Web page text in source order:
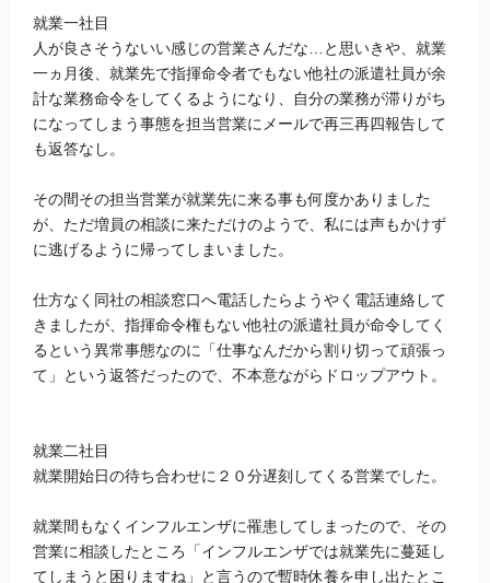
就業一社目
人が良さそうないい感じの営業さんだな…と思いきや、就業
一ヵ月後、就業先で指揮命令者でもない他社の派遣社員が余
計な業務命令をしてくるようになり、自分の業務が滞りがち
になってしまう事態を担当営業にメールで再三再四報告して
も返答なし。
その間その担当営業が就業先に来る事も何度かありました
が、ただ増員の相談に来ただけのようで、私には声もかけず
に逃げるように帰ってしまいました。
仕方なく同社の相談窓口へ電話したらようやく電話連絡して
きましたが、指揮命令権もない他社の派遣社員が命令してく
るという異常事態なのに「仕事なんだから割り切って頑張っ
て」という返答だったので、不本意ながらドロップアウト。
就業二社目
就業開始日の待ち合わせに２０分遅刻してくる営業でした。
就業間もなくインフルエンザに罹患してしまったので、その
営業に相談したところ「インフルエンザでは就業先に蔓延し
てしまうと困りますね」と言うので暫時休養を申し出たとこ